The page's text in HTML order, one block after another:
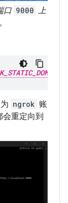
口 9000 上
ngrok 账
重定向到